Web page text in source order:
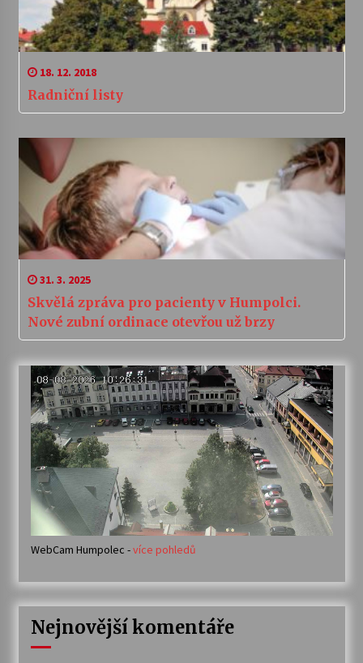
18. 12. 2018
Radniční listy
31. 3. 2025
Skvělá zpráva pro pacienty v Humpolci.
Nové zubní ordinace otevřou už brzy
WebCam Humpolec -více pohledů
Nejnovější komentáře